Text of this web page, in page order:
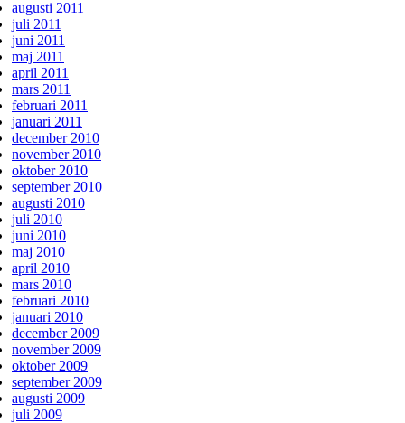
augusti 2011
juli 2011
juni 2011
maj 2011
april 2011
mars 2011
februari 2011
januari 2011
december 2010
november 2010
oktober 2010
september 2010
augusti 2010
juli 2010
juni 2010
maj 2010
april 2010
mars 2010
februari 2010
januari 2010
december 2009
november 2009
oktober 2009
september 2009
augusti 2009
juli 2009